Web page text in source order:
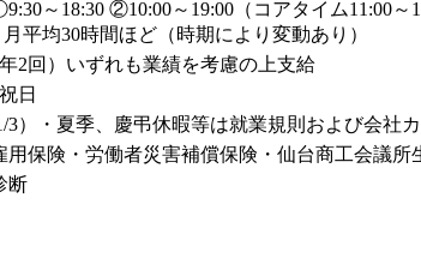
～18:30 ②10:00～19:00（コアタイム11:00～
平均30時間ほど（時期により変動あり）
2回）いずれも業績を考慮の上支給
日
3）・夏季、慶弔休暇等は就業規則および会社
用保険・労働者災害補償保険・仙台商工会議所
断